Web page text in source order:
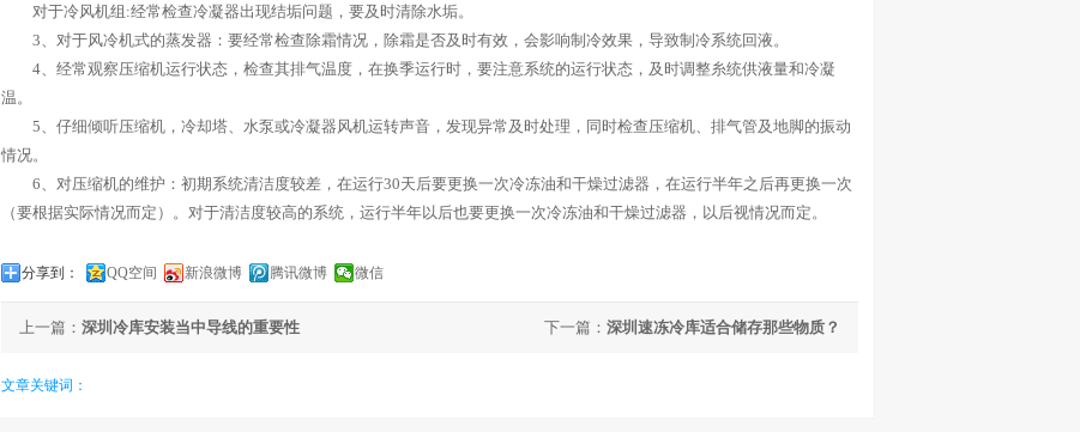
对于冷风机组:经常检查冷凝器出现结垢问题，要及时清除水垢。
3、对于风冷机式的蒸发器：要经常检查除霜情况，除霜是否及时有效，会影响制冷效果，导致制冷系统回液。
4、经常观察压缩机运行状态，检查其排气温度，在换季运行时，要注意系统的运行状态，及时调整糸统供液量和冷凝
温。
5、仔细倾听压缩机，冷却塔、水泵或冷凝器风机运转声音，发现异常及时处理，同时检查压缩机、排气管及地脚的振动
情况。
6、对压缩机的维护：初期系统清洁度较差，在运行30天后要更换一次冷冻油和干燥过滤器，在运行半年之后再更换一次
（要根据实际情况而定）。对于清洁度较高的系统，运行半年以后也要更换一次冷冻油和干燥过滤器，以后视情况而定。
分享到： QQ空间 新浪微博 腾讯微博 微信
上一篇： 深圳冷库安装当中导线的重要性 下一篇： 深圳速冻冷库适合储存那些物质？
文章关键词：